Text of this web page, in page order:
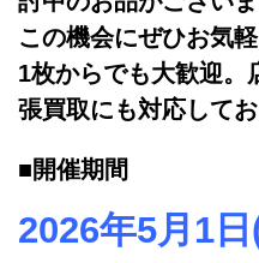
この機会にぜひお気
1枚からでも大歓迎。
張買取にも対応してお
■開催期間
2026年5月1